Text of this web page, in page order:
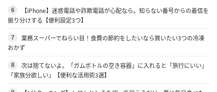
6
【iPhone】迷惑電話や詐欺電話が心配なら。知らない番号からの着信を
振り分けする【便利設定3つ】
7
業務スーパーでねらい目！食費の節約をしたいなら買いたい3つの冷凍
おかず
8
次は捨てないよ。「ガムボトルの空き容器」に入れると「旅行にいい」
「家族分欲しい」【便利な活用術3選】